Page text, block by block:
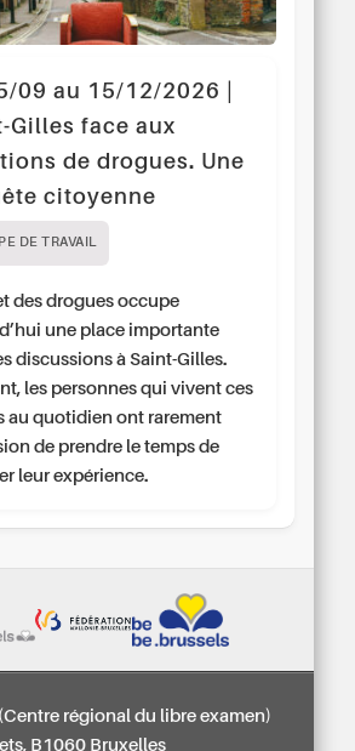
09 au 15/12/2026 |
Gilles face aux
de drogues. Une
citoyenne
DE TRAVAIL
des drogues occupe
une place importante
discussions à Saint-Gilles.
les personnes qui vivent ces
au quotidien ont rarement
de prendre le temps de
leur expérience.
régional du libre examen)
B1060 Bruxelles